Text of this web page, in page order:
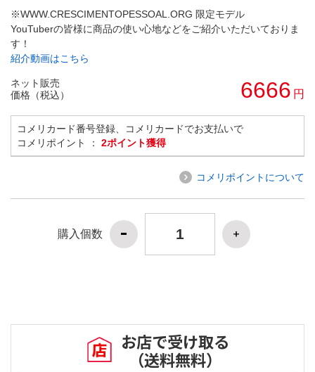
※WWW.CRESCIMENTOPESSOAL.ORG 限定モデル
YouTuberの皆様に商品の使い心地などをご紹介いただいておりま
す！
紹介動画はこちら
ネット販売
価格（税込）
6666 円
コメリカード番号登録、コメリカードでお支払いで
コメリポイント ： 2ポイント獲得
コメリポイントについて
購入個数
お店で受け取る
（送料無料）